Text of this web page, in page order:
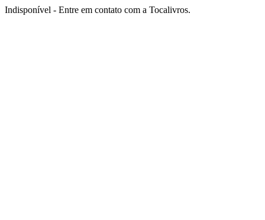
Indisponível - Entre em contato com a Tocalivros.